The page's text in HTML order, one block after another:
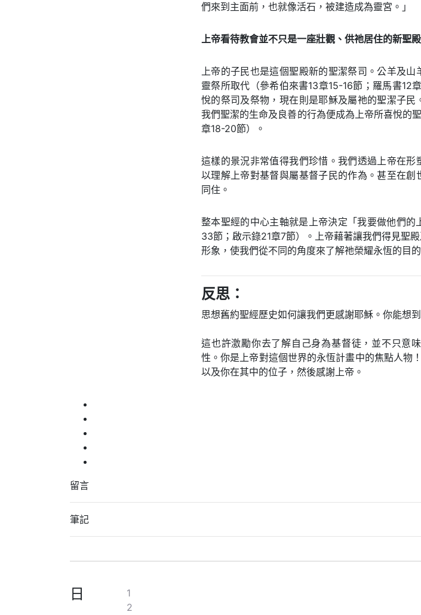
們來到主面前，也就像活石，被建造成為靈宮。」
上帝看待教會並不只是一座壯觀、供祂居住的新聖
上帝的子民也是這個聖殿新的聖潔祭司。公羊及
靈祭所取代（參希伯來書13章15-16節；羅馬書12
悅的祭司及祭物，現在則是耶穌及屬祂的聖潔子民
我們聖潔的生命及良善的行為便成為上帝所喜悅的
章18-20節）。
這樣的景況非常值得我們珍惜。我們透過上帝在
以理解上帝對基督與屬基督子民的作為。甚至在
同住。
整本聖經的中心主軸就是上帝決定「我要做他們
33節；啟示錄21章7節）。上帝藉著讓我們得見聖
形象，使我們從不同的角度來了解祂榮耀永恆的目
反思：
思想舊約聖經歷史如何讓我們更感謝耶穌。你能想
這也許激勵你去了解自己身為基督徒，並不只意
性。你是上帝對這個世界的永恆計畫中的焦點人物
以及你在其中的位子，然後感謝上帝。
留言
筆記
日
1
2